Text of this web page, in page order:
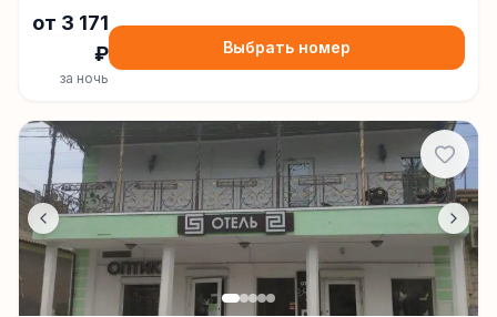
от 3 171
₽
за ночь
Выбрать номер